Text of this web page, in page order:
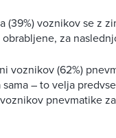
(39%) voznikov se z
za
voznikov (62%)
– to velja
pnevmatike